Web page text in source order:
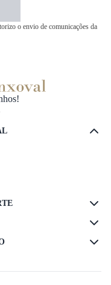
o envio de comunicações da